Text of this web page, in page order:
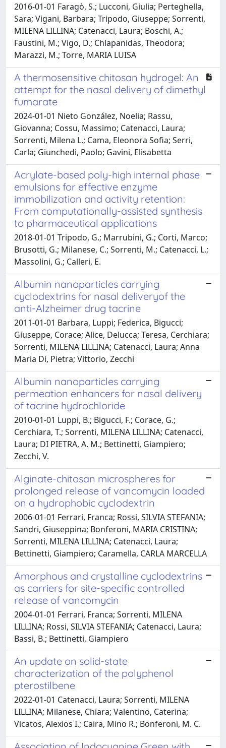
2016-01-01 Faragò, S.; Lucconi, Giulia; Perteghella,
Sara; Vigani, Barbara; Tripodo, Giuseppe; Sorrenti,
MILENA LILLINA; Catenacci, Laura; Boschi, A.;
Faustini, M.; Vigo, D.; Chlapanidas, Theodora;
Marazzi, M.; Torre, MARIA LUISA
A thermosensitive chitosan hydrogel: An
attempt for the nasal delivery of dimethyl
fumarate
2024-01-01 Nieto González, Noelia; Rassu,
Giovanna; Cossu, Massimo; Catenacci, Laura;
Sorrenti, Milena L.; Cama, Eleonora Sofia; Serri,
Carla; Giunchedi, Paolo; Gavini, Elisabetta
Acrylate-based poly-high internal phase
emulsions for effective enzyme
immobilization and activity retention:
From computationally-assisted synthesis
to pharmaceutical applications
2018-01-01 Tripodo, G.; Marrubini, G.; Corti, Marco;
Brusotti, G.; Milanese, C.; Sorrenti, M.; Catenacci, L.;
Massolini, G.; Calleri, E.
Albumin nanoparticles carrying
cyclodextrins for nasal deliveryof the
anti-Alzheimer drug tacrine
2011-01-01 Barbara, Luppi; Federica, Bigucci;
Giuseppe, Corace; Alice, Delucca; Teresa, Cerchiara;
Sorrenti, MILENA LILLINA; Catenacci, Laura; Anna
Maria Di, Pietra; Vittorio, Zecchi
Albumin nanoparticles carrying
permeation enhancers for nasal delivery
of tacrine hydrochloride
2010-01-01 Luppi, B.; Bigucci, F.; Corace, G.;
Cerchiara, T.; Sorrenti, MILENA LILLINA; Catenacci,
Laura; DI PIETRA, A. M.; Bettinetti, Giampiero;
Zecchi, V.
Alginate-chitosan microspheres for
prolonged release of vancomycin loaded
on a hydrophobic cyclodextrin
2006-01-01 Ferrari, Franca; Rossi, SILVIA STEFANIA;
Sandri, Giuseppina; Bonferoni, MARIA CRISTINA;
Sorrenti, MILENA LILLINA; Catenacci, Laura;
Bettinetti, Giampiero; Caramella, CARLA MARCELLA
Amorphous and crystalline cyclodextrins
as carriers for site-specific controlled
release of vancomycin
2004-01-01 Ferrari, Franca; Sorrenti, MILENA
LILLINA; Rossi, SILVIA STEFANIA; Catenacci, Laura;
Bassi, B.; Bettinetti, Giampiero
An update on solid-state
characterization of the polyphenol
pterostilbene
2022-01-01 Catenacci, Laura; Sorrenti, MILENA
LILLINA; Milanese, Chiara; Valentino, Caterina;
Vicatos, Alexios I.; Caira, Mino R.; Bonferoni, M. C.